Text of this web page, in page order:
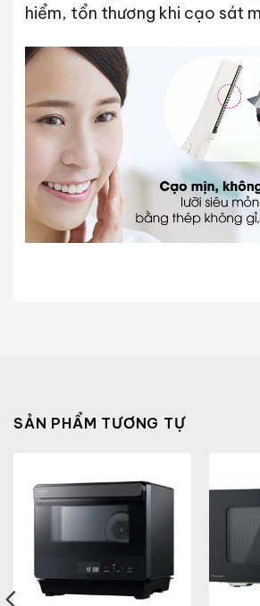
hiểm, tổn thương khi cạo sát
SẢN PHẨM TƯƠNG TỰ